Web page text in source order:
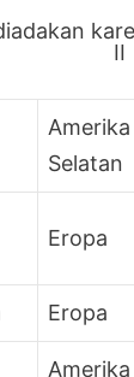
II
Amerika
Selatan
Eropa
Eropa
Amerika